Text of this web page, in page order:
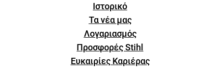
Ιστορικό
Τα νέα μας
Λογαριασμός
Προσφορές Stihl
Ευκαιρίες Καριέρας